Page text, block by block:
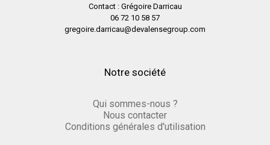
Contact : Grégoire Darricau
06 72 10 58 57
gregoire.darricau@devalensegroup.com
Notre société
Qui sommes-nous ?
Nous contacter
Conditions générales d'utilisation